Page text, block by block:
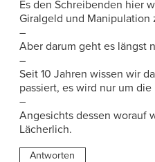
Es den Schreibenden hier
Giralgeld und Manipulation
–
Aber darum geht es längst
–
Seit 10 Jahren wissen wir
passiert, es wird nur um
–
Angesichts dessen worauf
Lächerlich.
Antworten